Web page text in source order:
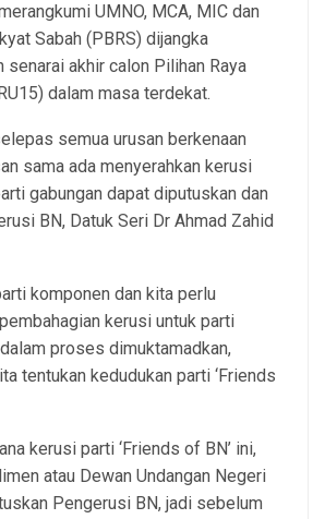
UMNO, MCA, MIC dan
Sabah (PBRS) dijangka
senarai akhir calon Pilihan Raya
dalam masa terdekat.
semua urusan berkenaan
sama ada menyerahkan kerusi
gabungan dapat diputuskan dan
BN, Datuk Seri Dr Ahmad Zahid
komponen dan kita perlu
kerusi untuk parti
proses dimuktamadkan,
tentukan kedudukan parti ‘Friends
kerusi parti ‘Friends of BN’ ini,
atau Dewan Undangan Negeri
Pengerusi BN, jadi sebelum